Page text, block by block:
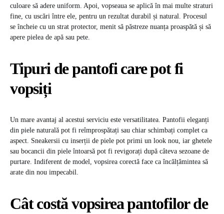
culoare să adere uniform. Apoi, vopseaua se aplică în mai multe straturi
fine, cu uscări între ele, pentru un rezultat durabil și natural. Procesul
se încheie cu un strat protector, menit să păstreze nuanța proaspătă și să
apere pielea de apă sau pete.
Tipuri de pantofi care pot fi
vopsiți
Un mare avantaj al acestui serviciu este versatilitatea. Pantofii eleganți
din piele naturală pot fi reîmprospătați sau chiar schimbați complet ca
aspect. Sneakersii cu inserții de piele pot primi un look nou, iar ghetele
sau bocancii din piele întoarsă pot fi revigorați după câteva sezoane de
purtare. Indiferent de model, vopsirea corectă face ca încălțămintea să
arate din nou impecabil.
Cât costă vopsirea pantofilor de